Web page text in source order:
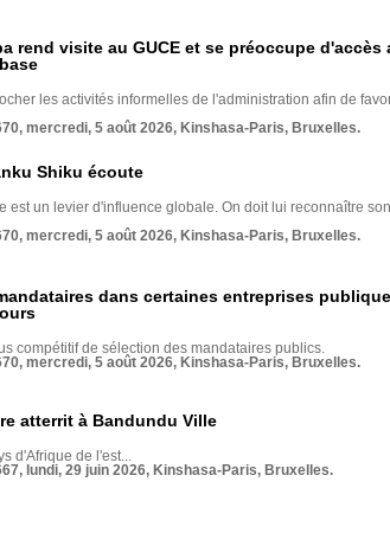
rend visite au GUCE et se préoccupe d'accès
les activités informelles de l'administration afin de
mercredi, 5 août 2026, Kinshasa-Paris, Bruxelles.
Shiku écoute
est un levier d'influence globale. On doit lui reconnaître
mercredi, 5 août 2026, Kinshasa-Paris, Bruxelles.
dans certaines entreprises
compétitif de sélection des mandataires publics.
mercredi, 5 août 2026, Kinshasa-Paris, Bruxelles.
atterrit à Bandundu Ville
d'Afrique de l'est...
lundi, 29 juin 2026, Kinshasa-Paris, Bruxelles.